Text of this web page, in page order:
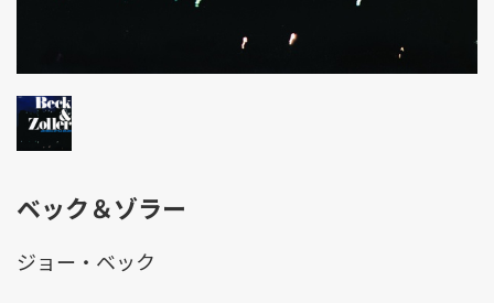
ベック＆ゾラー
ジョー・ベック